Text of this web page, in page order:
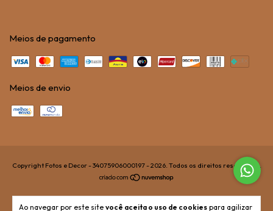
Ao navegar por este site você aceita o uso de cookies para agilizar
Meios de pagamento
Meios de envio
Copyright Fotos e Decor - 34075906000197 - 2026. Todos os direitos reservados.